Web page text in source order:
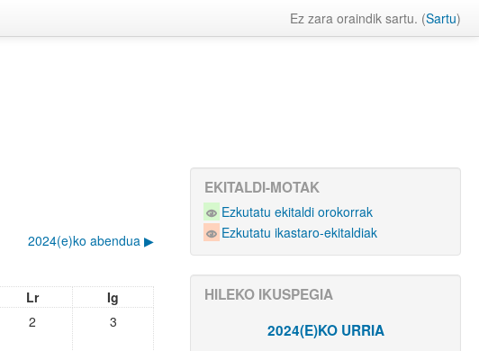
Ez zara oraindik sartu. (Sartu)
2024(e)ko abendua ▶︎
Lr
Ig
2 3
EKITALDI-MOTAK
Ezkutatu ekitaldi orokorrak
Ezkutatu ikastaro-ekitaldiak
HILEKO IKUSPEGIA
2024(E)KO URRIA